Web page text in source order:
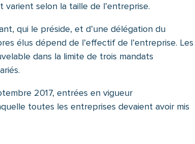
selon la taille de l’entreprise.
qui le préside, et d’une délégation du
élus dépend de l’effectif de l’entreprise. Les
dans la limite de trois mandats
2017, entrées en vigueur
toutes les entreprises devaient avoir mis